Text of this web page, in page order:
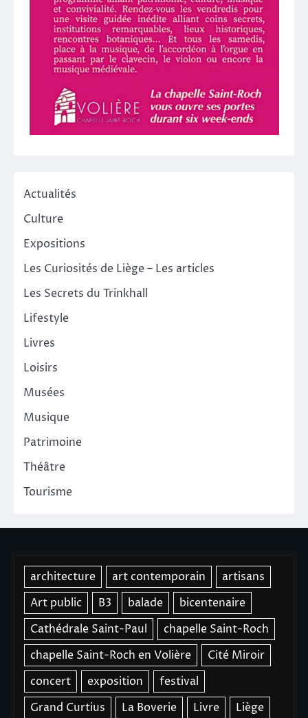
Actualités
Culture
Expositions
Les Curiosités de Liège – Les articles
Les Secrets du Trinkhall
Lifestyle
Livres
Loisirs
Musées
Musique
Patrimoine
Théâtre
Tourisme